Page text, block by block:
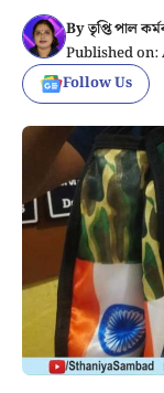
Byতৃপ্তি পাল
Published on:
Follow Us